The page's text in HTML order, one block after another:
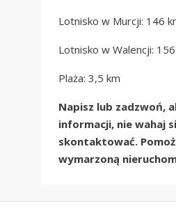
Lotnisko w Murcji: 146
Lotnisko w Walencji:
Plaża: 3,5 km
Napisz lub zadzwoń,
informacji, nie wahaj
skontaktować.
wymarzoną